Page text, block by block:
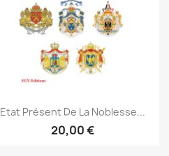
Anteprima
Etat Présent De La Noblesse...
20,00 €